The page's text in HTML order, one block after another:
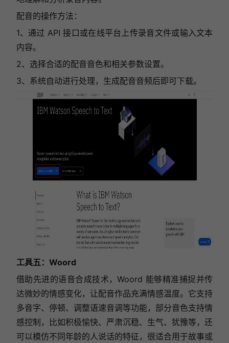
配音的操作方法：
1、通过 API 接口或在线平台上传录音文件或输入文本
内容。
2、选择合适的配音音色和相关参数设置。
3、系统自动进行处理，生成配音音频后即可下载。
工具五：Woord
借助先进的语音合成技术，Woord 能够精准捕捉并传
达微妙的情感变化，让配音作品充满情感温度。它支持
多音字、停顿、调整语速音调等功能，部分音色支持情
感控制，比如积极愉快、严肃沉稳、生气、犹豫等，还
可以模仿不同年龄的人说话的特征，很适合用于故事或